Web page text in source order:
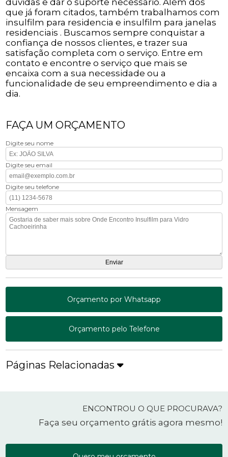
que já foram citados, também trabalhamos com
insulfilm para residencia e insulfilm para janelas
residenciais . Buscamos sempre conquistar a
confiança de nossos clientes, e trazer sua
satisfação completa com o serviço. Entre em
contato e encontre o serviço que mais se
encaixa com a sua necessidade ou a
funcionalidade de seu empreendimento e dia a
dia.
FAÇA UM ORÇAMENTO
Digite seu nome
Digite seu email
Digite seu telefone
Mensagem
Orçamento por Whatsapp
Orçamento pelo Telefone
Páginas Relacionadas
ENCONTROU O QUE PROCURAVA?
Faça seu orçamento grátis agora mesmo!